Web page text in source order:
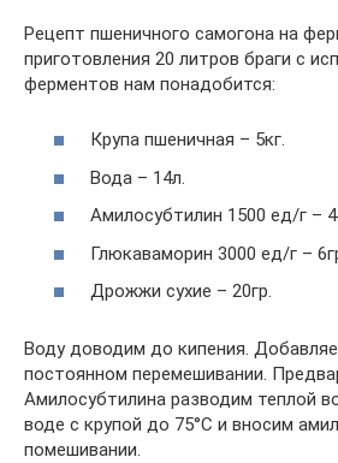
Рецепт пшеничного самогона на
приготовления 20 литров браги с
ферментов нам понадобится:
Крупа пшеничная – 5кг.
Вода – 14л.
Амилосубтилин 1500 ед/г – 4
Глюкаваморин 3000 ед/г –
Дрожжи сухие – 20гр.
Воду доводим до кипения.
постоянном перемешивании.
Амилосубтилина разводим теплой
воде с крупой до 75°С и вносим
помешивании.